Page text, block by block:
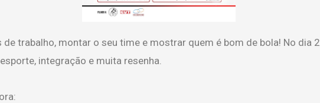
trabalho, montar o seu time e mostrar quem é bom de bola! No dia
integração e muita resenha.